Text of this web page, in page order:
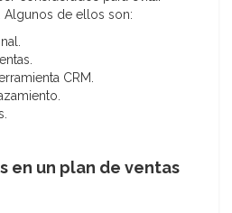
Algunos de ellos son:
CRM.
en un plan de ventas